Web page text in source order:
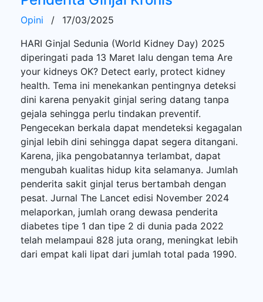
Opini /
17/03/2025
HARI Ginjal Sedunia (World Kidney Day) 2025
diperingati pada 13 Maret lalu dengan tema Are
your kidneys OK? Detect early, protect kidney
health. Tema ini menekankan pentingnya deteksi
dini karena penyakit ginjal sering datang tanpa
gejala sehingga perlu tindakan preventif.
Pengecekan berkala dapat mendeteksi kegagalan
ginjal lebih dini sehingga dapat segera ditangani.
Karena, jika pengobatannya terlambat, dapat
mengubah kualitas hidup kita selamanya. Jumlah
penderita sakit ginjal terus bertambah dengan
pesat. Jurnal The Lancet edisi November 2024
melaporkan, jumlah orang dewasa penderita
diabetes tipe 1 dan tipe 2 di dunia pada 2022
telah melampaui 828 juta orang, meningkat lebih
dari empat kali lipat dari jumlah total pada 1990.